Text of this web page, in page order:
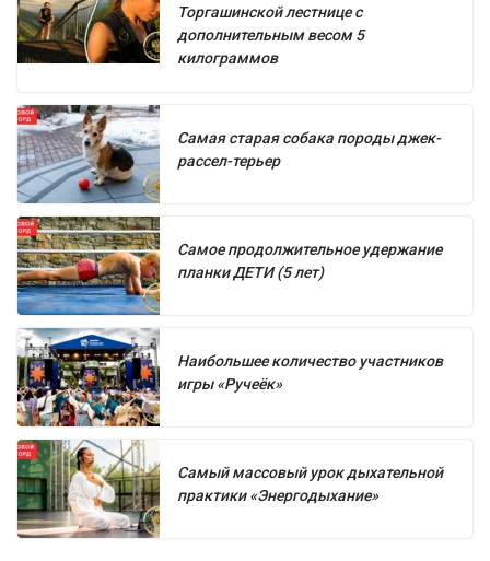
Торгашинской лестнице с
дополнительным весом 5
килограммов
Самая старая собака породы джек-
рассел-терьер
Самое продолжительное удержание
планки ДЕТИ (5 лет)
Наибольшее количество участников
игры «Ручеёк»
Самый массовый урок дыхательной
практики «Энергодыхание»